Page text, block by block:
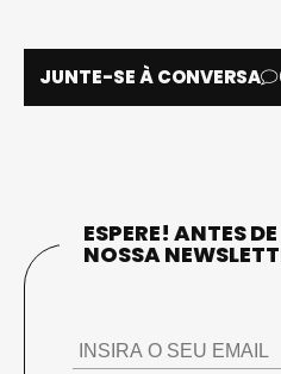
JUNTE-SE À CONVERSA
ESPERE! ANTES
NOSSA